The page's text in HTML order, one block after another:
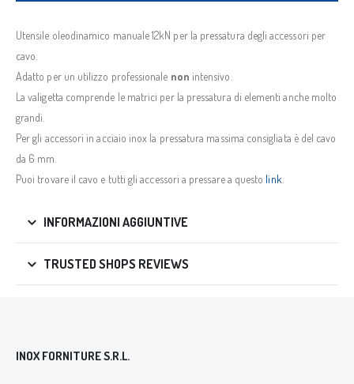
Utensile oleodinamico manuale 12kN per la pressatura degli accessori per
cavo.
Adatto per un utilizzo professionale non intensivo.
La valigetta comprende le matrici per la pressatura di elementi anche molto
grandi.
Per gli accessori in acciaio inox la pressatura massima consigliata è del cavo
da 6 mm.
Puoi trovare il cavo e tutti gli accessori a pressare a questo link
INFORMAZIONI AGGIUNTIVE
TRUSTED SHOPS REVIEWS
INOX FORNITURE S.R.L.